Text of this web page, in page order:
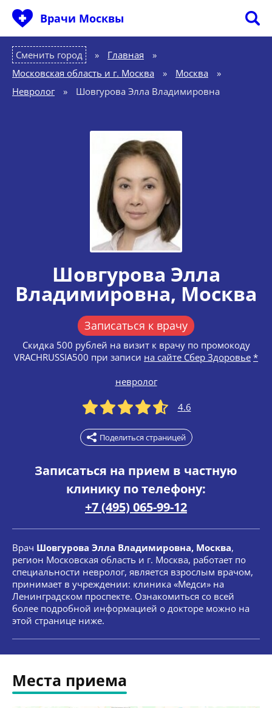
Врачи Москвы
Сменить город Главная
»
Московская область и г. Москва
» Москва
»
Невролог
» Шовгурова Элла Владимировна
Шовгурова Элла
Владимировна, Москва
Записаться к врачу
Скидка 500 рублей на визит к врачу по промокоду
VRACHRUSSIA500 при записи на сайте Сбер Здоровье *
невролог
4.6
Поделиться страницей
Записаться на прием в частную
клинику по телефону:
+7 (495) 065-99-12
Врач Шовгурова Элла Владимировна, Москва,
регион Московская область и г. Москва, работает по
специальности невролог, является взрослым врачом,
принимает в учреждении: клиника «Медси» на
Ленинградском проспекте. Ознакомиться со всей
более подробной информацией о докторе можно на
этой странице ниже.
Места приема